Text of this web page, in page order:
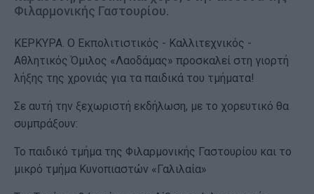
Φιλαρμονικής Γαστουρίου.
ΚΕΡΚΥΡΑ. Ο Εκπολιτιστικός - Καλλιτεχνικός -
Αθλητικός Όμιλος «Λαοδάμας» προσκαλεί στη γιορτή
λήξης της χρονιάς για τα παιδικά του τμήματα!
Σε αυτή την ξεχωριστή εκδήλωση, με το χορευτικό θα
συμπράξουν:
Το παιδικό τμήμα της Φιλαρμονικής Γαστουρίου και το
μικρό τμήμα Κυνοπιαστών «Γαλιλαία»